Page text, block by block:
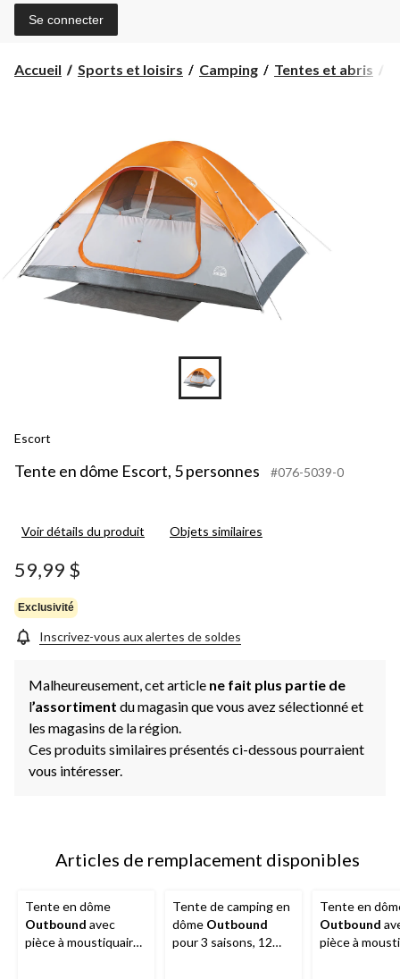
Se connecter
Accueil Sports et loisirs Camping Tentes et abris
Escort
Tente en dôme Escort, 5 personnes #076-5039-0
Voir détails du produit Objets similaires
59,99 $
Exclusivité
Inscrivez-vous aux alertes de soldes
Malheureusement, cet article ne fait plus partie de
l’assortiment du magasin que vous avez sélectionné et
les magasins de la région.
Ces produits similaires présentés ci-dessous pourraient
vous intéresser.
Articles de remplacement disponibles
Tente en dôme
Outbound avec
pièce à moustiquaire,
Tente de camping en
dôme Outbound
pour 3 saisons, 12
Tente en
Outbound
pièce à